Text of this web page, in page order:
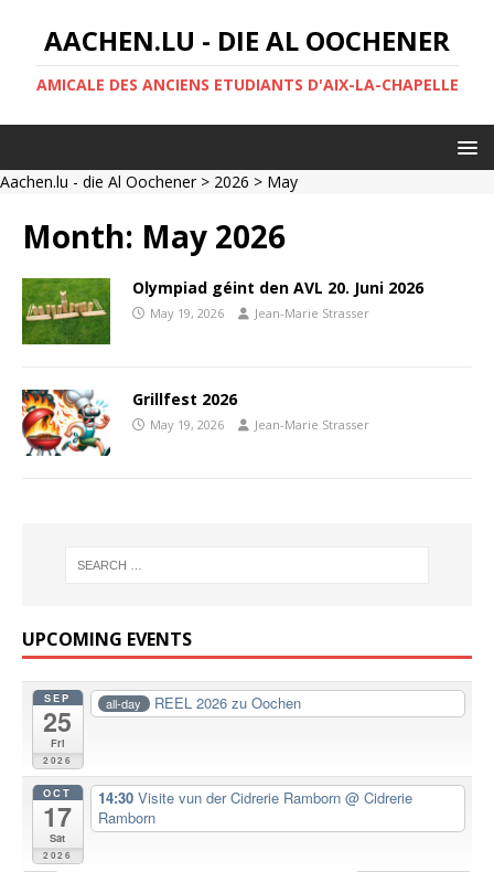
AACHEN.LU - DIE AL OOCHENER
AMICALE DES ANCIENS ETUDIANTS D'AIX-LA-CHAPELLE
Aachen.lu - die Al Oochener> 2026 > May
Month: May 2026
Olympiad géint den AVL 20. Juni 2026
May 19, 2026 Jean-Marie Strasser
Grillfest 2026
May 19, 2026 Jean-Marie Strasser
UPCOMING EVENTS
SEP
25
Fri
2026
all-day REEL 2026 zu Oochen
OCT
17
Sat
2026
14:30 Visite vun der Cidrerie Ramborn @ Cidrerie
Ramborn